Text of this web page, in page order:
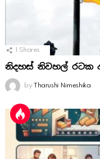
Shares
නිදහස් නිවහල් රටක
by Tharushi Nimeshika